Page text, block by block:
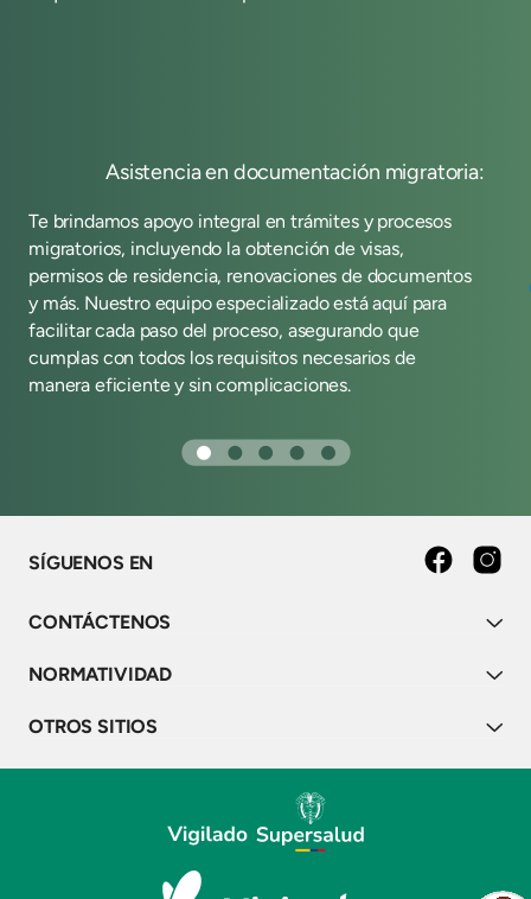
Asistencia en documentación migratoria:
Te brindamos apoyo integral en trámites y procesos
migratorios, incluyendo la obtención de visas,
permisos de residencia, renovaciones de documentos
y más. Nuestro equipo especializado está aquí para
facilitar cada paso del proceso, asegurando que
cumplas con todos los requisitos necesarios de
manera eficiente y sin complicaciones.
CONTÁCTENOS
NORMATIVIDAD
OTROS SITIOS
SÍGUENOS EN facebook